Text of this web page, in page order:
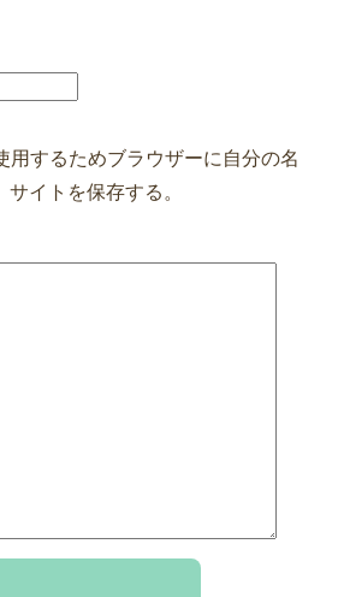
用するためブラウザーに自分の名
イトを保存する。